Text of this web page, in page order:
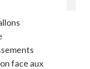
face aux